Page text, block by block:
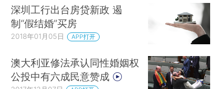
说，中国台湾地区在1970年的时候30到34岁女性
中只有2%的人处于未婚状态，到了2010年的时
候，这一比例接近40%。
类似地，我们可以看一下韩国。1970年的时
候，30到34岁女性中大概只有1%的人处于未婚状
深圳工行出台房贷新政 遏
制“假结婚”买房
2018年01月05日 APP打开
澳大利亚修法承认同性婚姻权
公投中有六成民意赞成